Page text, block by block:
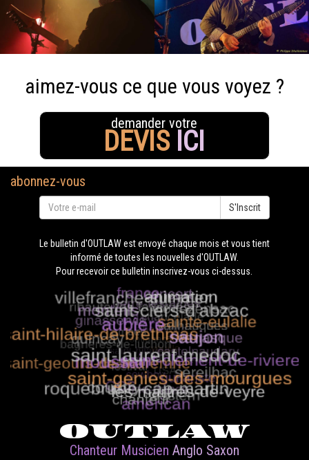
aimez-vous ce que vous voyez ?
demander votre
DEVIS ICI
abonnez-vous
S'Inscrit
Le bulletin d'OUTLAW est envoyé chaque mois et vous tient
informé de toutes les nouvelles d'OUTLAW.
Pour recevoir ce bulletin inscrivez-vous ci-dessus.
OUTLAW
Chanteur Musicien Anglo Saxon